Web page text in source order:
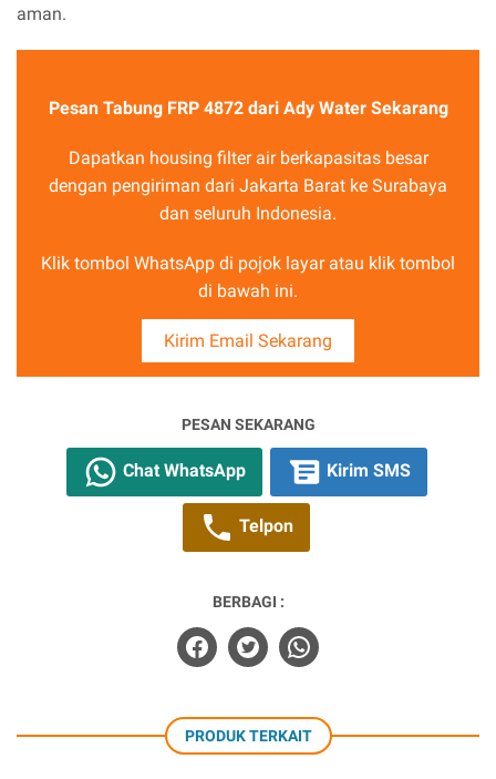
aman.
Pesan Tabung FRP 4872 dari Ady Water Sekarang
Dapatkan housing filter air berkapasitas besar
dengan pengiriman dari Jakarta Barat ke Surabaya
dan seluruh Indonesia.
Klik tombol WhatsApp di pojok layar atau klik tombol
di bawah ini.
Kirim Email Sekarang
PESAN SEKARANG
Chat WhatsApp Kirim SMS
Telpon
BERBAGI :
PRODUK TERKAIT